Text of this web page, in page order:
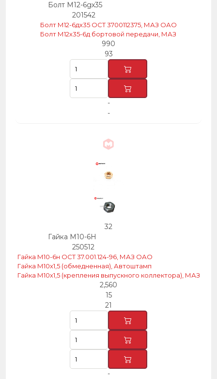
Болт М12-6gх35
201542
Болт М12-6дх35 ОСТ 3700112375, МАЗ ОАО
Болт М12х35-6д бортовой передачи, МАЗ
990
93
-
-
32
Гайка М10-6Н
250512
Гайка М10-6н ОСТ 37.001.124-96, МАЗ ОАО
Гайка М10х1,5 (обмедненная), Автоштамп
Гайка М10х1,5 (крепления выпускного коллектора), МАЗ
2,560
15
21
-